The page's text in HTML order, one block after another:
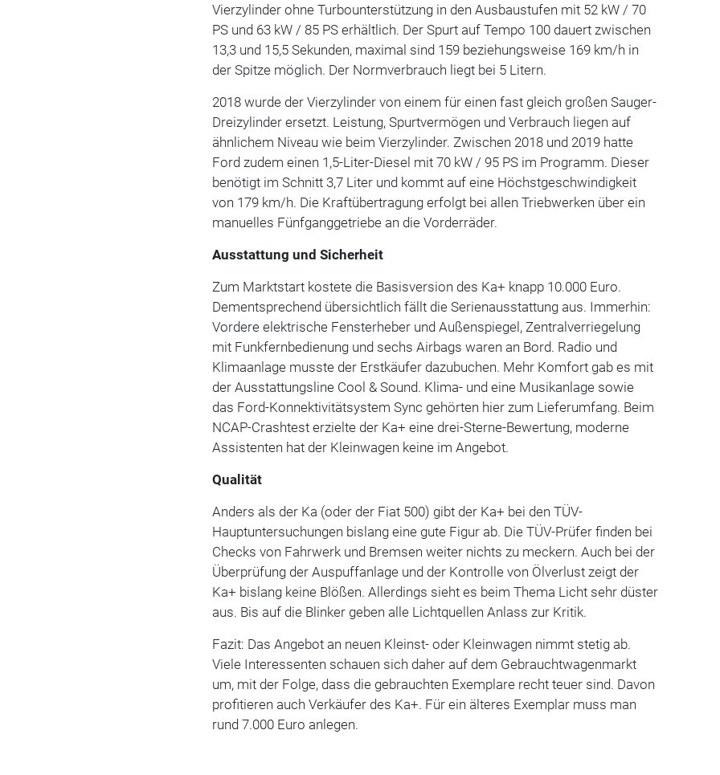
Vierzylinder ohne Turbounterstützung in den Ausbaustufen mit 52 kW / 70
PS und 63 kW / 85 PS erhältlich. Der Spurt auf Tempo 100 dauert zwischen
13,3 und 15,5 Sekunden, maximal sind 159 beziehungsweise 169 km/h in
der Spitze möglich. Der Normverbrauch liegt bei 5 Litern.
2018 wurde der Vierzylinder von einem für einen fast gleich großen Sauger-
Dreizylinder ersetzt. Leistung, Spurtvermögen und Verbrauch liegen auf
ähnlichem Niveau wie beim Vierzylinder. Zwischen 2018 und 2019 hatte
Ford zudem einen 1,5-Liter-Diesel mit 70 kW / 95 PS im Programm. Dieser
benötigt im Schnitt 3,7 Liter und kommt auf eine Höchstgeschwindigkeit
von 179 km/h. Die Kraftübertragung erfolgt bei allen Triebwerken über ein
manuelles Fünfganggetriebe an die Vorderräder.
Ausstattung und Sicherheit
Zum Marktstart kostete die Basisversion des Ka+ knapp 10.000 Euro.
Dementsprechend übersichtlich fällt die Serienausstattung aus. Immerhin:
Vordere elektrische Fensterheber und Außenspiegel, Zentralverriegelung
mit Funkfernbedienung und sechs Airbags waren an Bord. Radio und
Klimaanlage musste der Erstkäufer dazubuchen. Mehr Komfort gab es mit
der Ausstattungsline Cool & Sound. Klima- und eine Musikanlage sowie
das Ford-Konnektivitätsystem Sync gehörten hier zum Lieferumfang. Beim
NCAP-Crashtest erzielte der Ka+ eine drei-Sterne-Bewertung, moderne
Assistenten hat der Kleinwagen keine im Angebot.
Qualität
Anders als der Ka (oder der Fiat 500) gibt der Ka+ bei den TÜV-
Hauptuntersuchungen bislang eine gute Figur ab. Die TÜV-Prüfer finden bei
Checks von Fahrwerk und Bremsen weiter nichts zu meckern. Auch bei der
Überprüfung der Auspuffanlage und der Kontrolle von Ölverlust zeigt der
Ka+ bislang keine Blößen. Allerdings sieht es beim Thema Licht sehr düster
aus. Bis auf die Blinker geben alle Lichtquellen Anlass zur Kritik.
Fazit: Das Angebot an neuen Kleinst- oder Kleinwagen nimmt stetig ab.
Viele Interessenten schauen sich daher auf dem Gebrauchtwagenmarkt
um, mit der Folge, dass die gebrauchten Exemplare recht teuer sind. Davon
profitieren auch Verkäufer des Ka+. Für ein älteres Exemplar muss man
rund 7.000 Euro anlegen.